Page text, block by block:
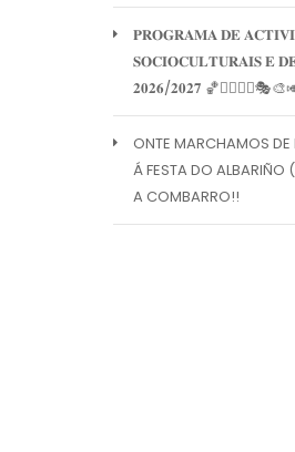
𝐏𝐑𝐎𝐆𝐑𝐀𝐌𝐀 𝐃𝐄
𝐒𝐎𝐂𝐈𝐎𝐂𝐔𝐋𝐓𝐔𝐑𝐀𝐈𝐒 𝐄
𝟐𝟎𝟐𝟔/𝟐𝟎𝟐𝟕
ONTE MARCHAMOS DE
Á FESTA DO
A COMBARRO!!